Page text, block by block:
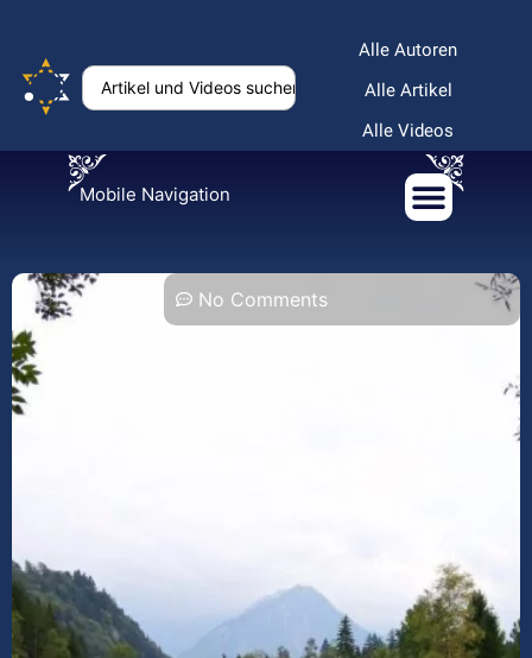
Alle Autoren
Alle Artikel
Alle Videos
Mobile Navigation
No Comments